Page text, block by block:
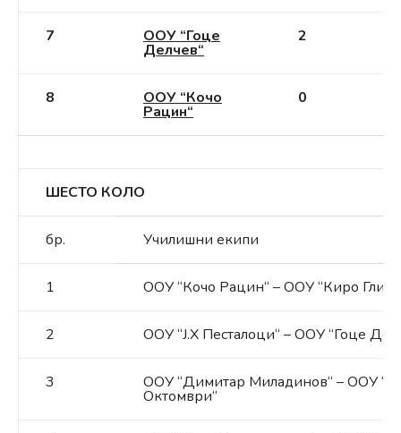
7 ООУ “Гоце
Делчев“
2
8 ООУ “Кочо
Рацин“
0
ШЕСТО КОЛО
бр. Училишни екипи
1 ООУ “Кочо Рацин“ – ООУ “Киро
2 ООУ “Ј.Х Песталоци“ – ООУ “Гоце
3 ООУ “Димитар Миладинов“ – ООУ
Октомври“